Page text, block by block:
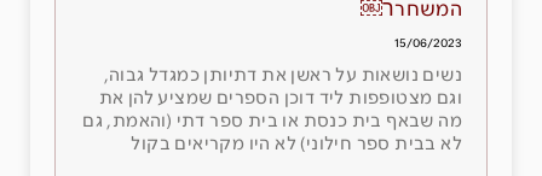
המשחרר￼
15/06/2023
נשים נושאות על ראשן את דתיותן כמגדל גבוה,
וגם מצטופפות ליד דוכן הספרים שמציע להן את
מה שבאף בית כנסת או בית ספר דתי (והאמת, גם
לא בבית ספר חילוני) לא היו מקריאים בקול